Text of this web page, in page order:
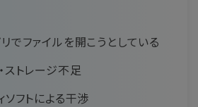
でファイルを開こうとしている
ストレージ不足
ソフトによる干渉